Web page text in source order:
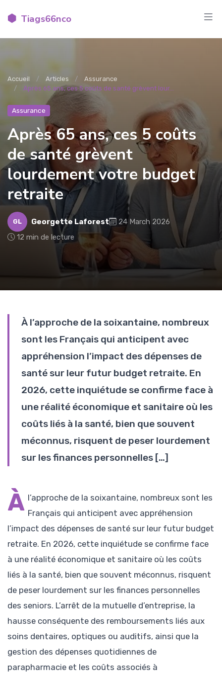
Tiags66nco
Accueil Articles
Assurance
Après 65 ans, ces 5 coûts de santé grèvent lour...
Assurance
Après 65 ans, ces 5 coûts
de santé grèvent
lourdement votre budget
retraite
GL Georgette Laforest
24 March 2026
12 min de lecture
À l’approche de la soixantaine, nombreux
sont les Français qui anticipent avec
appréhension l’impact des dépenses de
santé sur leur futur budget retraite. En
2026, cette inquiétude se confirme face à
une réalité économique et sanitaire où les
coûts liés à la santé, bien que souvent
méconnus, risquent de peser lourdement
sur les finances personnelles […]
À l’approche de la soixantaine, nombreux sont les
Français qui anticipent avec appréhension
l’impact des dépenses de santé sur leur futur budget
retraite. En 2026, cette inquiétude se confirme face
à une réalité économique et sanitaire où les coûts
liés à la santé, bien que souvent méconnus, risquent
de peser lourdement sur les finances personnelles
des seniors. L’arrêt de la mutuelle d’entreprise, la
hausse conséquente des remboursements liés aux
soins dentaires, optiques ou auditifs, ainsi que la
gestion des dépenses quotidiennes de
parapharmacie et les coûts associés à